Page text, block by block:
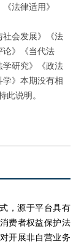
法律适用》
会发展》《法
论》《当代法
研究》《政法
》本期没有相
说明。
，源于平台具有
费者权益保护法
开展非自营业务